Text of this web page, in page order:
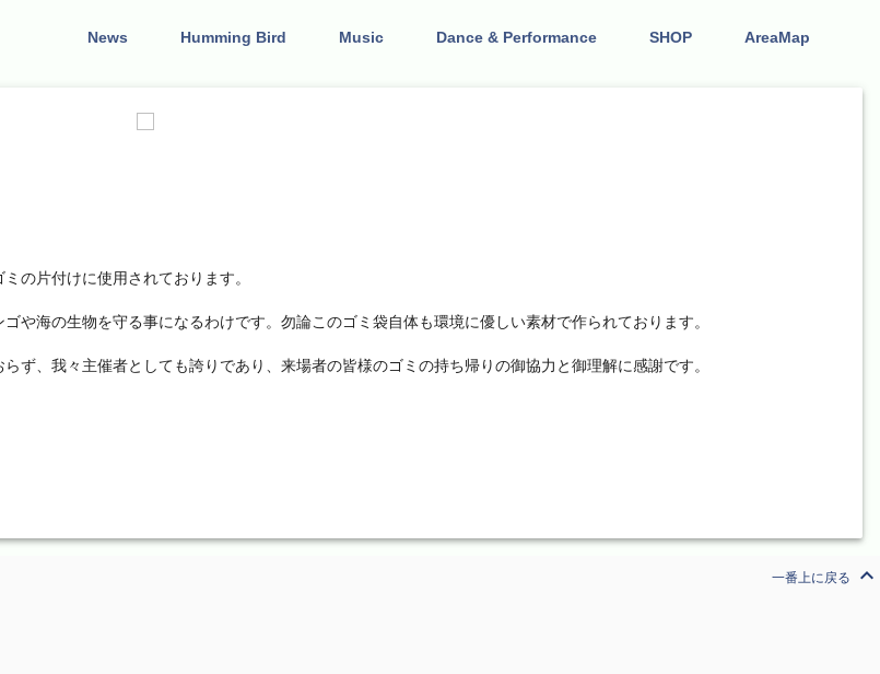
News Humming Bird Music Dance & Performance SHOP AreaMap
の片付けに使用されております。
海の生物を守る事になるわけです。勿論このゴミ袋自体も環境に優しい素材で作られております。
、我々主催者としても誇りであり、来場者の皆様のゴミの持ち帰りの御協力と御理解に感謝です。
一番上に戻る expand_less